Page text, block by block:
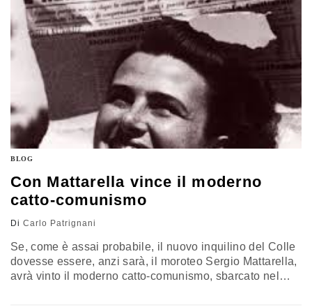
BLOG
Con Mattarella vince il moderno
catto-comunismo
Di Carlo Patrignani
Se, come è assai probabile, il nuovo inquilino del Colle
dovesse essere, anzi sarà, il moroteo Sergio Mattarella,
avrà vinto il moderno catto-comunismo, sbarcato nel